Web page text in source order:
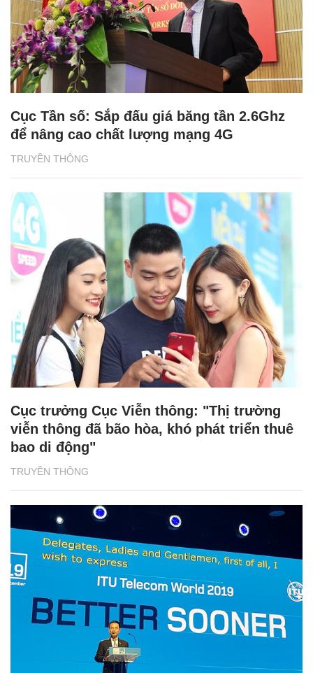
TRUYỀN THÔNG
Cục Tần số: Sắp đấu giá băng tần 2.6Ghz
để nâng cao chất lượng mạng 4G
TRUYỀN THÔNG
Cục trưởng Cục Viễn thông: "Thị trường
viễn thông đã bão hòa, khó phát triển thuê
bao di động"